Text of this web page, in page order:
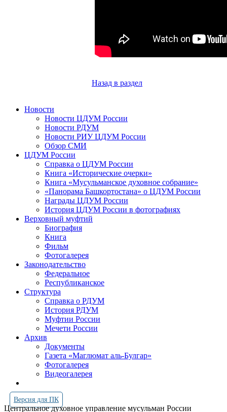
Назад в раздел
Новости
Новости ЦДУМ России
Новости РДУМ
Новости РИУ ЦДУМ России
Обзор СМИ
ЦДУМ России
Справка о ЦДУМ России
Книга «Исторические очерки»
Книга «Мусульманское духовное собрание»
«Панорама Башкортостана» о ЦДУМ России
Награды ЦДУМ России
История ЦДУМ России в фотографиях
Верховный муфтий
Биография
Книга
Фильм
Фотогалерея
Законодательство
Федеральное
Республиканское
Структура
Справка о РДУМ
История РДУМ
Муфтии России
Мечети России
Архив
Документы
Газета «Маглюмат аль-Булгар»
Фотогалерея
Видеогалерея
Версия для ПК
Центральное духовное управление мусульман России